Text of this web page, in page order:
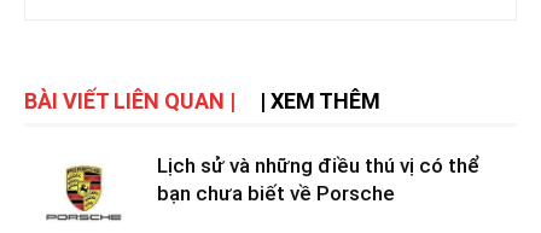
BÀI VIẾT LIÊN QUAN | | XEM THÊM
Lịch sử và những điều thú vị có thể
bạn chưa biết về Porsche